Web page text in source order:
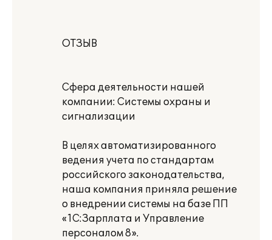
ОТЗЫВ
Сфера деятельности нашей
компании: Системы охраны и
сигнализации
В целях автоматизированного
ведения учета по стандартам
российского законодательства,
наша компания приняла решение
о внедрении системы на базе ПП
«1С:Зарплата и Управление
персоналом 8».